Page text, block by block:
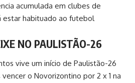
acumulada em clubes de
estar habituado ao futebol
NO PAULISTÃO-26
vive um início de Paulistão-26
o Novorizontino por 2 x 1 na